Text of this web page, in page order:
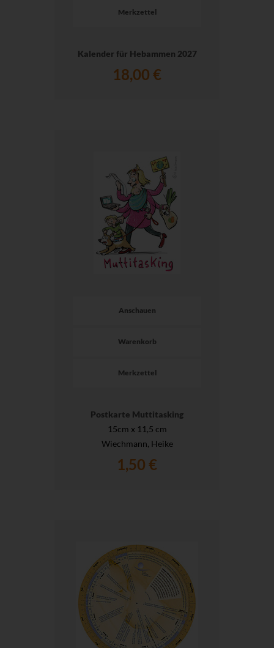
Merkzettel
Kalender für Hebammen 2027
18,00 €
Anschauen
Warenkorb
Merkzettel
Postkarte Muttitasking
15cm x 11,5 cm
Wiechmann, Heike
1,50 €